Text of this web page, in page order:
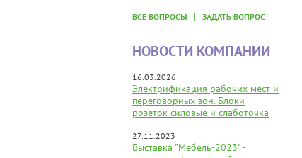
ВСЕ ВОПРОСЫ | ЗАДАТЬ ВОПРОС
НОВОСТИ КОМПАНИИ
16.03.2026
Электрификация рабочих мест и
переговорных зон. Блоки
розеток силовые и слаботочка
27.11.2023
Выставка "Мебель-2023" -